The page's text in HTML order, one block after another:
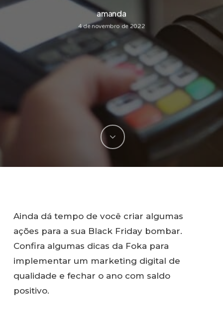
amanda
4 de novembro de 2022
Ainda dá tempo de você criar algumas
ações para a sua Black Friday bombar.
Confira algumas dicas da Foka para
implementar um marketing digital de
qualidade e fechar o ano com saldo
positivo.